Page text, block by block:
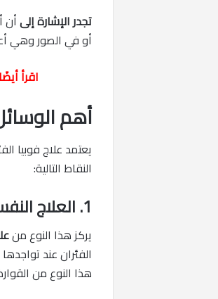
تجدر الإشارة إلىأن
أو في الصور وهي
اقرأ
أهم
يعتمد علاج فوبيا
النقاط التالية:
1. العلاج النفسي السلوكي والمعرفي
يركز هذا النوع من
الفئران عند
هذا النوع من